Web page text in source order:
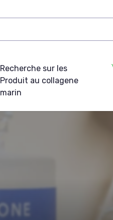
Recherche sur les
Produit au collagene
marin